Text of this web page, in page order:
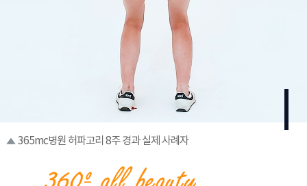
365mc병원 허파고리 8주 경과 실제 사례자